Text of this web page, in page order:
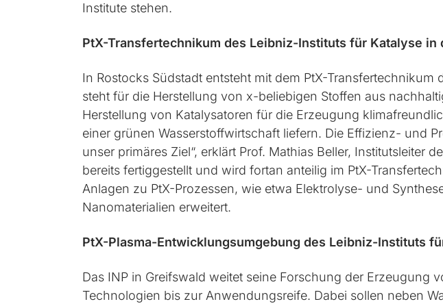
Institute stehen.
PtX-Transfertechnikum des Leibniz-Instituts für Katalyse in
In Rostocks Südstadt entsteht mit dem PtX-
steht für die Herstellung von x-beliebigen Stoffen aus
Herstellung von Katalysatoren für die Erzeugung
einer grünen Wasserstoffwirtschaft liefern. Die Effizienz- und
unser primäres Ziel“, erklärt Prof. Mathias Beller, Institutsleiter
bereits fertiggestellt und wird fortan anteilig im PtX-
Anlagen zu PtX-Prozessen, wie etwa Elektrolyse- und
Nanomaterialien erweitert.
PtX-Plasma-Entwicklungsumgebung des Leibniz-Instituts
Das INP in Greifswald weitet seine Forschung der Erzeugung
Technologien bis zur Anwendungsreife. Dabei sollen neben